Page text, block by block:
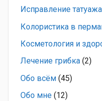
Исправление татуажа
Колористика в
Косметология и
Лечение грибка (2)
Обо всём (45)
Обо мне (12)